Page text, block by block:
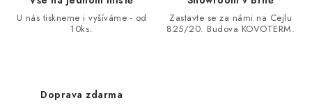
U nás tiskneme i vyšíváme - od
10ks.
Zastavte se za námi na Cejlu
825/20. Budova KOVOTERM.
Doprava zdarma